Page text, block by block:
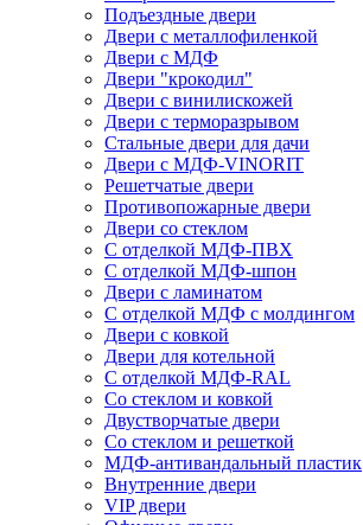
Подъездные двери
Двери с металлофиленкой
Двери с МДФ
Двери "крокодил"
Двери с винилискожей
Двери с терморазрывом
Стальные двери для дачи
Двери с МДФ-VINORIT
Решетчатые двери
Противопожарные двери
Двери со стеклом
С отделкой МДФ-ПВХ
С отделкой МДФ-шпон
Двери с ламинатом
С отделкой МДФ с молдингом
Двери с ковкой
Двери для котельной
С отделкой МДФ-RAL
Со стеклом и ковкой
Двустворчатые двери
Со стеклом и решеткой
МДФ-антивандальный пластик
Внутренние двери
VIP двери